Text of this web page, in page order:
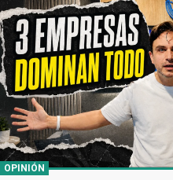
OPINIÓN